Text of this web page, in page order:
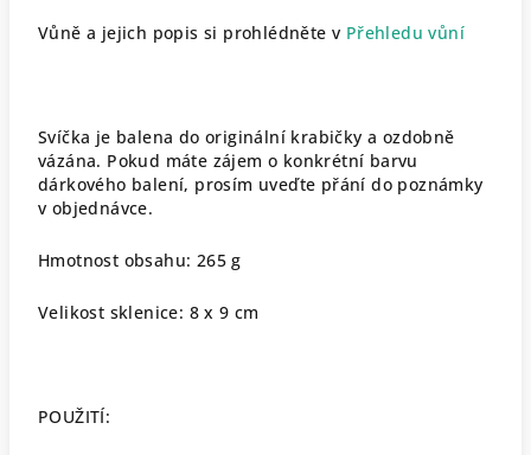
Vůně a jejich popis si prohlédněte v Přehledu vůní
Svíčka je balena do originální krabičky a ozdobně
vázána. Pokud máte zájem o konkrétní barvu
dárkového balení, prosím uveďte přání do poznámky
v objednávce.
Hmotnost obsahu: 265 g
Velikost sklenice: 8 x 9 cm
POUŽITÍ: